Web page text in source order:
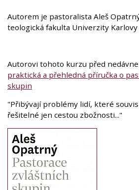
Autorem je pastoralista Aleš
teologická fakulta Univerzity Karlovy
Autorovi tohoto kurzu před
praktická a přehledná příručka o
skupin
"Přibývají problémy lidí, které
řešitelné jen cestou zbožnosti..."